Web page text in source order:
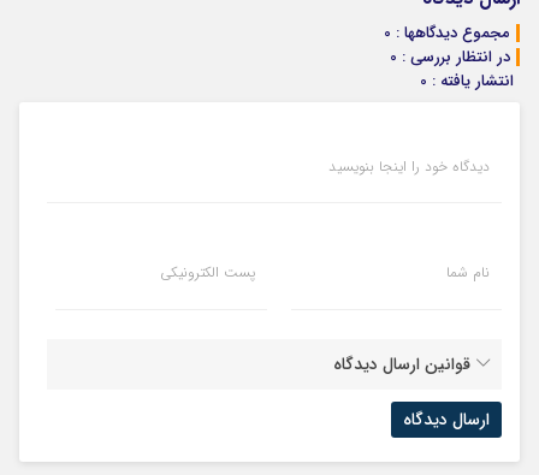
مجموع دیدگاهها : 0
در انتظار بررسی : 0
انتشار یافته : 0
دیدگاه خود را اینجا بنویسید
نام شما پست الکترونیکی
قوانین ارسال دیدگاه